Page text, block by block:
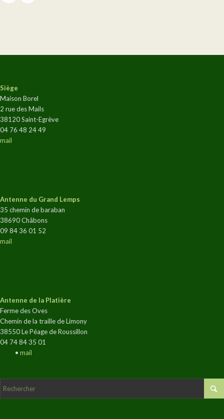
Siège
Maison Borel
2 rue des Mails
38120 Saint-Egrève
04 76 48 24 49
mail
Antenne du Grand Lemps
35 chemin de baraban
38690 Châbons
09 84 36 01 52
mail
Antenne de la Platière
Ferme des Oves
Chemin de la traille de Limony
38550 Le Péage de Roussillon
04 74 84 35 01
• mail